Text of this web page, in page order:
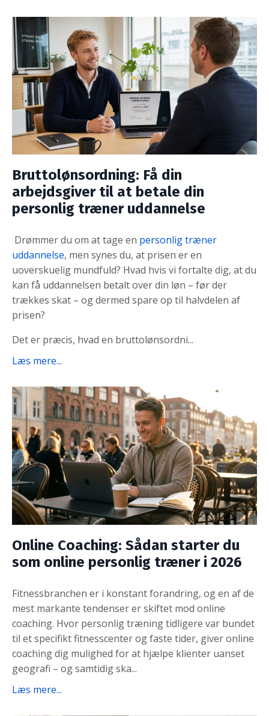
Bruttolønsordning: Få din
arbejdsgiver til at betale din
personlig træner uddannelse
Drømmer du om at tage en personlig træner
uddannelse, men synes du, at prisen er en
uoverskuelig mundfuld? Hvad hvis vi fortalte dig, at du
kan få uddannelsen betalt over din løn – før der
trækkes skat – og dermed spare op til halvdelen af
prisen?
Det er præcis, hvad en bruttolønsordni...
Læs mere...
Online Coaching: Sådan starter du
som online personlig træner i 2026
Fitnessbranchen er i konstant forandring, og en af de
mest markante tendenser er skiftet mod online
coaching. Hvor personlig træning tidligere var bundet
til et specifikt fitnesscenter og faste tider, giver online
coaching dig mulighed for at hjælpe klienter uanset
geografi – og samtidig ska...
Læs mere...